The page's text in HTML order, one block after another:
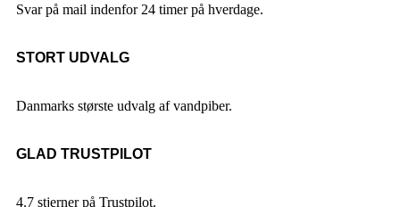
Svar på mail indenfor 24 timer på hverdage.
STORT UDVALG
Danmarks største udvalg af vandpiber.
GLAD TRUSTPILOT
4.7 stjerner på Trustpilot.